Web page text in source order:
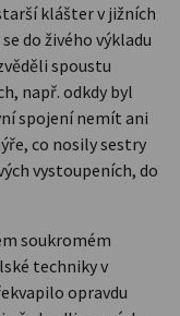
klášter v jižních
do živého výkladu
spoustu
např. odkdy byl
spojení nemít ani
co nosily sestry
vystoupeních, do
soukromém
techniky v
opravdu